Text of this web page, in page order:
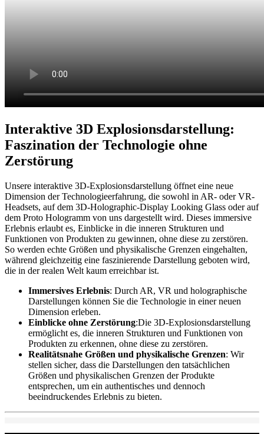
Interaktive 3D Explosionsdarstellung:
Faszination der Technologie ohne
Zerstörung
Unsere interaktive 3D-Explosionsdarstellung öffnet eine neue
Dimension der Technologieerfahrung, die sowohl in AR- oder VR-
Headsets, auf dem 3D-Holographic-Display Looking Glass oder auf
dem Proto Hologramm von uns dargestellt wird. Dieses immersive
Erlebnis erlaubt es, Einblicke in die inneren Strukturen und
Funktionen von Produkten zu gewinnen, ohne diese zu zerstören.
So werden echte Größen und physikalische Grenzen eingehalten,
während gleichzeitig eine faszinierende Darstellung geboten wird,
die in der realen Welt kaum erreichbar ist.
Immersives Erlebnis: Durch AR, VR und holographische
Darstellungen können Sie die Technologie in einer neuen
Dimension erleben.
Einblicke ohne Zerstörung:Die 3D-Explosionsdarstellung
ermöglicht es, die inneren Strukturen und Funktionen von
Produkten zu erkennen, ohne diese zu zerstören.
Realitätsnahe Größen und physikalische Grenzen: Wir
stellen sicher, dass die Darstellungen den tatsächlichen
Größen und physikalischen Grenzen der Produkte
entsprechen, um ein authentisches und dennoch
beeindruckendes Erlebnis zu bieten.